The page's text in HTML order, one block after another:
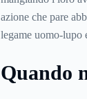
azione che pare
legame uomo-lupo
Quando